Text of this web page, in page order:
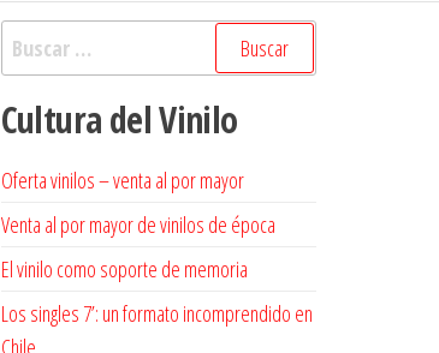
Buscar:
Cultura del Vinilo
Oferta vinilos – venta al por mayor
Venta al por mayor de vinilos de época
El vinilo como soporte de memoria
Los singles 7’: un formato incomprendido en
Chile